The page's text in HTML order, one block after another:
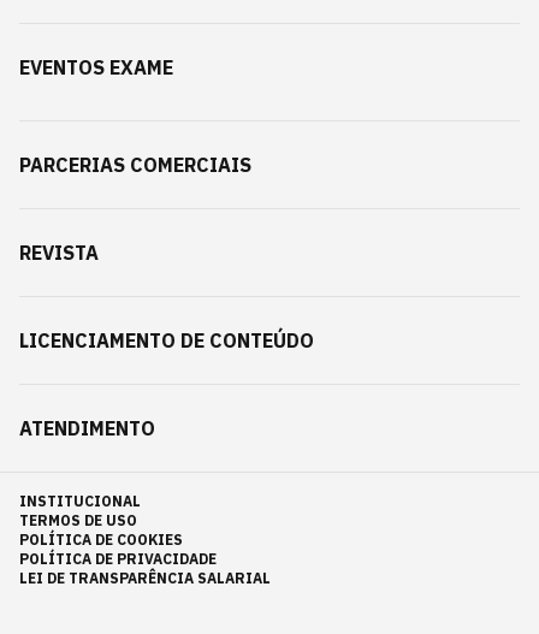
EVENTOS EXAME
PARCERIAS COMERCIAIS
REVISTA
LICENCIAMENTO DE CONTEÚDO
ATENDIMENTO
INSTITUCIONAL
TERMOS DE USO
POLÍTICA DE COOKIES
POLÍTICA DE PRIVACIDADE
LEI DE TRANSPARÊNCIA SALARIAL